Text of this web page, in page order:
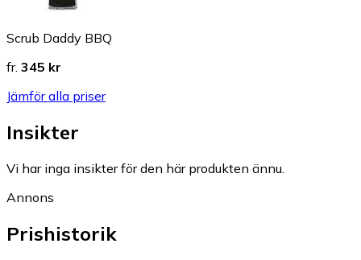
Scrub Daddy BBQ
fr. 345 kr
Jämför alla priser
Insikter
Vi har inga insikter för den här produkten ännu.
Annons
Prishistorik